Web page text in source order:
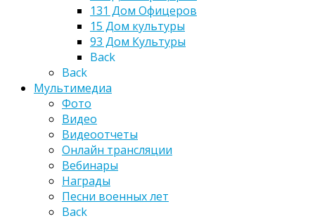
131 Дом Офицеров
15 Дом культуры
93 Дом Культуры
Back
Back
Мультимедиа
Фото
Видео
Видеоотчеты
Онлайн трансляции
Вебинары
Награды
Песни военных лет
Back